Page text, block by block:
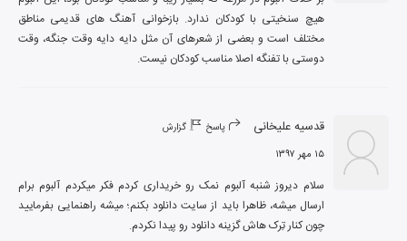
مختلف است و بعضی از شعرهای آن مثل دایه دایه وقت جنگه، وقت
دوستی با تفنگه اصلا مناسب کودکان نیست.
قدسیه علیخانی پاسخ گزارش
۱۵ مهر ۱۳۹۷
چون کنار تِرک هاش گزینه دانلود رو پیدا نکردم.